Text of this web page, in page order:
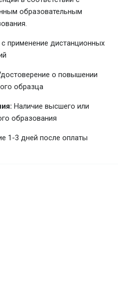
образовательным
применение дистанционных
о повышении
образца
Наличие высшего или
образования
1-3 дней после оплаты